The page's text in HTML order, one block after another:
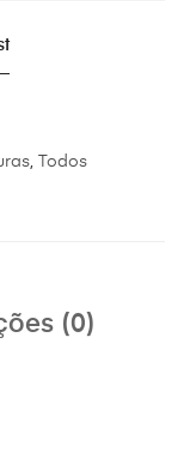
, Todos
(0)